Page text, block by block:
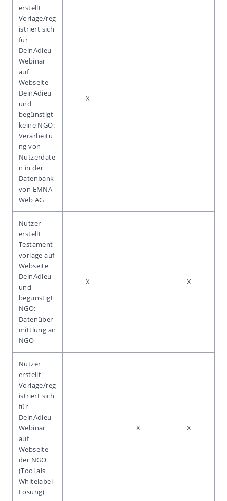
erstellt
Vorlage/reg
istriert sich
für
DeinAdieu-
Webinar
auf
Webseite
DeinAdieu
und
begünstigt
keine NGO:
Verarbeitu
ng von
Nutzerdate
n in der
Datenbank
von EMNA
Web AG
X
Nutzer
erstellt
Testament
vorlage auf
Webseite
DeinAdieu
und
begünstigt
NGO:
Datenüber
mittlung an
NGO
X X
Nutzer
erstellt
Vorlage/reg
istriert sich
für
DeinAdieu-
Webinar
auf
Webseite
der NGO
(Tool als
Whitelabel-
Lösung)
X X